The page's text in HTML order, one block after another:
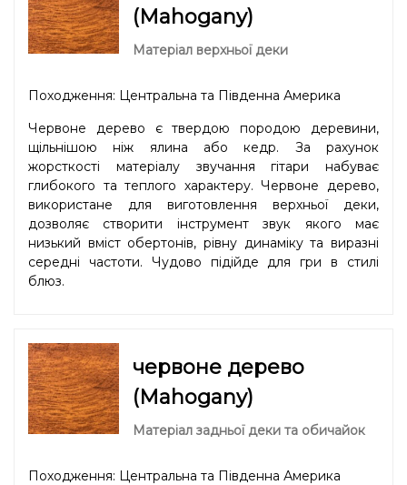
(Mahogany)
Матеріал верхньої деки
Походження: Центральна та Південна Америка
Червоне дерево є твердою породою деревини,
щільнішою ніж ялина або кедр. За рахунок
жорсткості матеріалу звучання гітари набуває
глибокого та теплого характеру. Червоне дерево,
використане для виготовлення верхньої деки,
дозволяє створити інструмент звук якого має
низький вміст обертонів, рівну динаміку та виразні
середні частоти. Чудово підійде для гри в стилі
блюз.
червоне дерево
(Mahogany)
Матеріал задньої деки та обичайок
Походження: Центральна та Південна Америка